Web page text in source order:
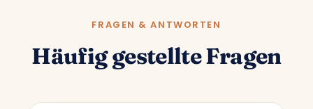
FRAGEN & ANTWORTEN
Häufig gestellte Fragen